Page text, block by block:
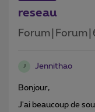
reseau
J Jennithao
Bonjour,
J'ai beaucoup de